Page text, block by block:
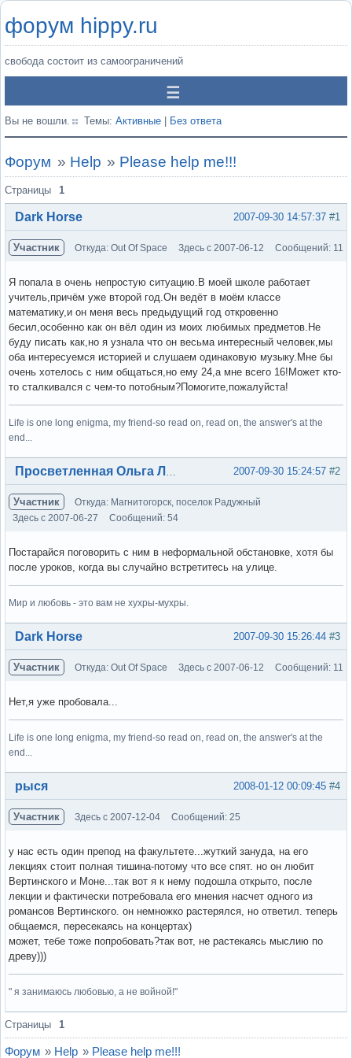
форум hippy.ru
свобода состоит из самоограничений
Вы не вошли. Темы: Активные Без ответа
Форум » Help » Рlease help me!!!
Страницы 1
#1
2007-09-30 14:57:37
Dark Horse
Участник Откуда: Out Of Space Здесь с 2007-06-12 Сообщений: 11
Я попала в очень непростую ситуацию.В моей школе работает
учитель,причём уже второй год.Он ведёт в моём классе
математику,и он меня весь предыдущий год откровенно
бесил,особенно как он вёл один из моих любимых предметов.Не
буду писать как,но я узнала что он весьма интересный человек,мы
оба интересуемся историей и слушаем одинаковую музыку.Мне бы
очень хотелось с ним общаться,но ему 24,а мне всего 16!Может кто-
то сталкивался с чем-то потобным?Помогите,пожалуйста!
Life is one long enigma, my friend-so read on, read on, the answer's at the
end...
Вне форума #2
2007-09-30 15:24:57
Участник
Откуда: Магнитогорск, поселок Радужный
Здесь с 2007-06-27
Сообщений: 54
Постарайся поговорить с ним в неформальной обстановке, хотя бы
после уроков, когда вы случайно встретитесь на улице.
Мир и любовь - это вам не хухры-мухры.
Вне форума #3
2007-09-30 15:26:44
Dark Horse
Участник Откуда: Out Of Space Здесь с 2007-06-12 Сообщений: 11
Нет,я уже пробовала...
Life is one long enigma, my friend-so read on, read on, the answer's at the
end...
Вне форума #4
2008-01-12 00:09:45
рыся
Участник Здесь с 2007-12-04 Сообщений: 25
у нас есть один препод на факультете...жуткий зануда, на его
лекциях стоит полная тишина-потому что все спят. но он любит
Вертинского и Моне...так вот я к нему подошла открыто, после
лекции и фактически потребовала его мнения насчет одного из
романсов Вертинского. он немножко растерялся, но ответил. теперь
общаемся, пересекаясь на концертах)
может, тебе тоже попробовать?так вот, не растекаясь мыслию по
древу)))
" я занимаюсь любовью, а не войной!"
Вне форума
Страницы 1
Форум » Help » Рlease help me!!!